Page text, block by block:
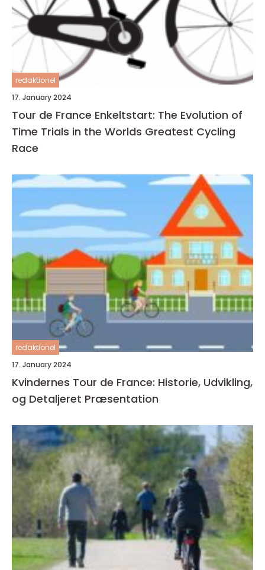
redaktionel
17. January 2024
Tour de France Enkeltstart: The Evolution of
Time Trials in the Worlds Greatest Cycling
Race
redaktionel
17. January 2024
Kvindernes Tour de France: Historie, Udvikling,
og Detaljeret Præsentation